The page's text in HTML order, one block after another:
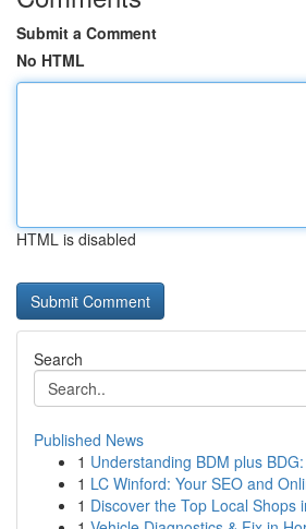
Submit a Comment
No HTML
HTML is disabled
Search
Published News
1 Understanding BDM plus
1 LC Winford: Your SEO and
1 Discover the Top Local Shops